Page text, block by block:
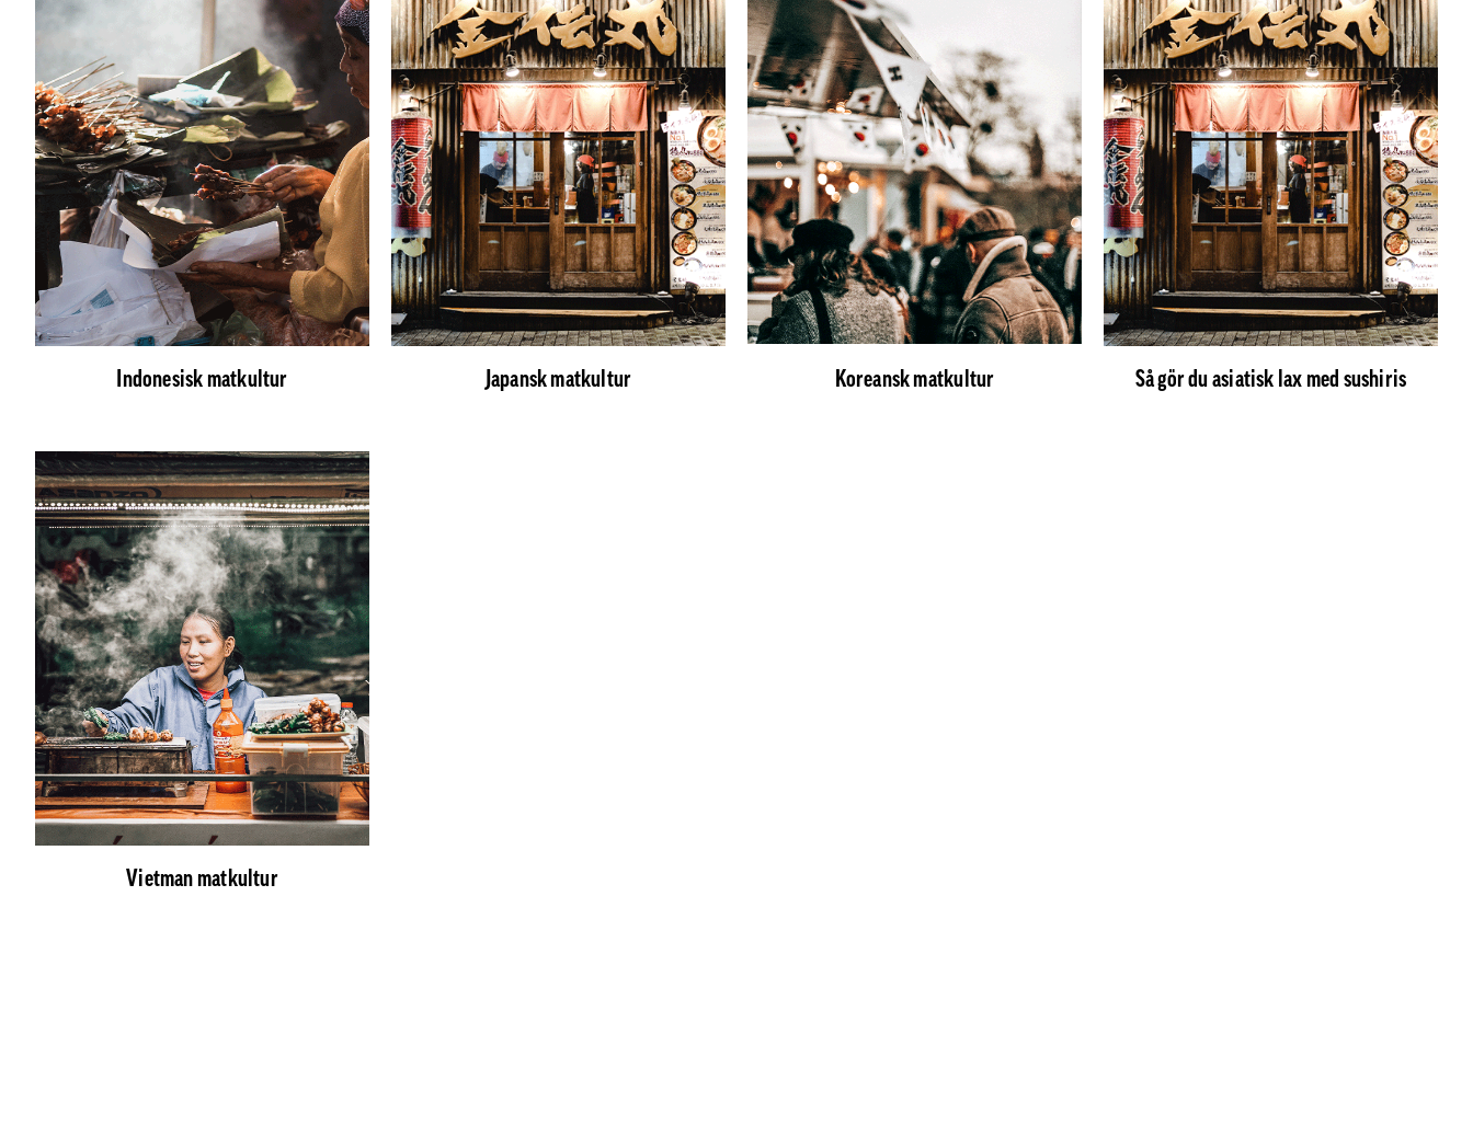
Indonesisk matkultur Japansk matkultur Koreansk matkultur Så gör du asiatisk lax med sushiris
Vietman matkultur